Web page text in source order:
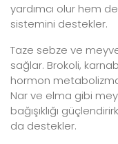
yardımcı olur hem
sistemini destekler.
Taze sebze ve
sağlar. Brokoli,
hormon
Nar ve elma gibi
bağışıklığı
da destekler.